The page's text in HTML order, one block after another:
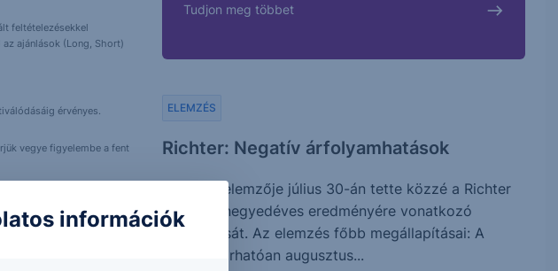
feltételezésekkel
ajánlások (Long, Short)
érvényes.
vegye figyelembe a fent
ezért befektetési
részletes tájékoztatás –
esetlegesen
Tudjon meg többet
Richter: Negatív árfolyamhatások
ELEMZÉS
Az Erste elemzője július 30-án tette közzé a Richter
második negyedéves eredményére vonatkozó
várakozását. Az elemzés főbb megállapításai: A
Richter várhatóan augusztus...
információk